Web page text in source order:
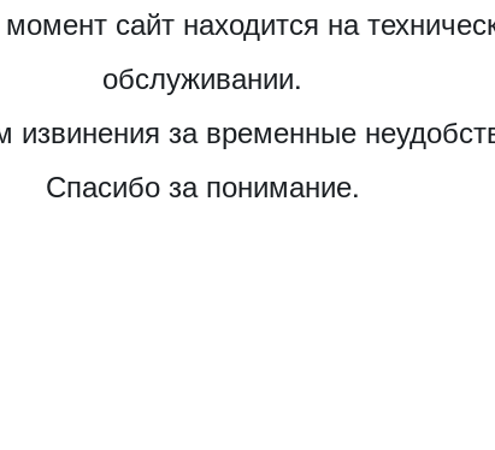
сайт находится на
обслуживании.
извинения за временные
Спасибо за понимание.